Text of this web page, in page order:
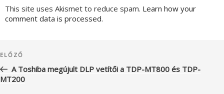
This site uses Akismet to reduce spam. Learn how your
comment data is processed.
navigáció
Korábbi
bejegyzés
ELŐZŐ
A Toshiba megújult DLP vetítői a TDP-MT800 és TDP-
MT200